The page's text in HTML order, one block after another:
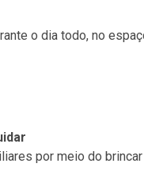
o dia todo, no
por meio do brincar